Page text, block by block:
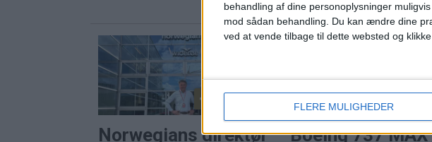
behandling af dine personoplysninger
mod sådan behandling.
Du kan ændre dine
ved at vende tilbage til dette websted og
FLERE MULIGHEDER
Norwegians direktør
Boeing 737